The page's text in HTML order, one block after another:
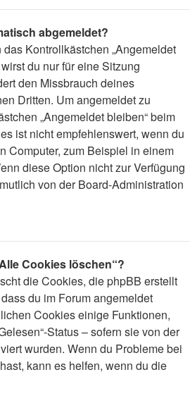
abgemeldet?
Kontrollkästchen „Angemeldet
du nur für eine Sitzung
den Missbrauch deines
Dritten. Um angemeldet zu
„Angemeldet bleiben“ beim
ist nicht empfehlenswert, wenn du
Computer, zum Beispiel in einem
diese Option nicht zur Verfügung
von der Board-Administration
Cookies löschen“?
die Cookies, die phpBB erstellt
du im Forum angemeldet
Cookies einige Funktionen,
Status – sofern sie von der
wurden. Wenn du Probleme bei
kann es helfen, wenn du die